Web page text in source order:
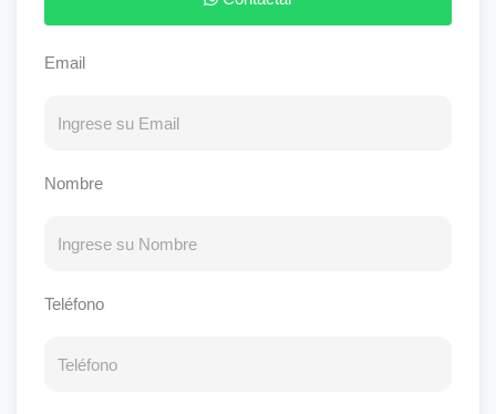
Email
Nombre
Teléfono